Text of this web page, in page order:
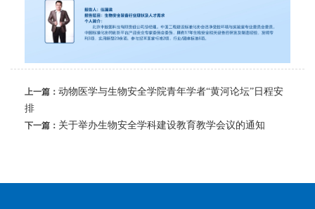
上一篇： 动物医学与生物安全学院青年学者“黄河论坛”日程安
排
下一篇： 关于举办生物安全学科建设教育教学会议的通知